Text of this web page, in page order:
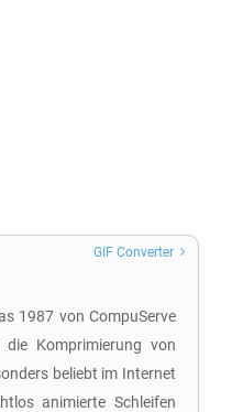
1987 von CompuServe
Komprimierung von
beliebt im Internet
animierte Schleifen
GIF Converter